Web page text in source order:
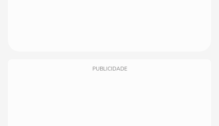
PUBLICIDADE